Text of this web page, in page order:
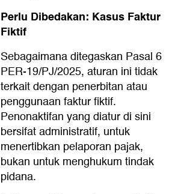
Perlu Dibedakan: Kasus Faktur
Fiktif
Sebagaimana ditegaskan Pasal 6
PER-19/PJ/2025, aturan ini tidak
terkait dengan penerbitan atau
penggunaan faktur fiktif.
Penonaktifan yang diatur di sini
bersifat administratif, untuk
menertibkan pelaporan pajak,
bukan untuk menghukum tindak
pidana.